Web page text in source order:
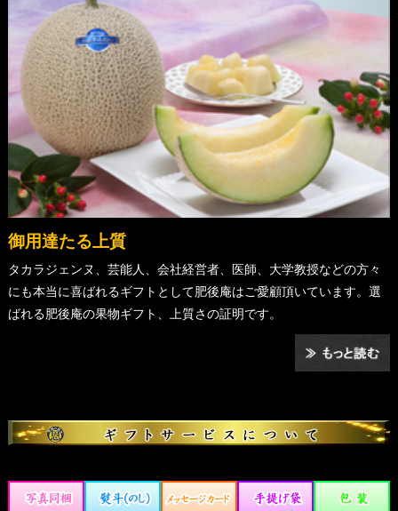
御用達たる上質
タカラジェンヌ、芸能人、会社経営者、医師、大学教授などの方々
にも本当に喜ばれるギフトとして肥後庵はご愛顧頂いています。選
ばれる肥後庵の果物ギフト、上質さの証明です。